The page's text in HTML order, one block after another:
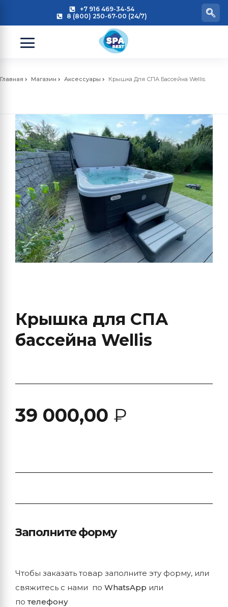
+7 916 469-34-54
8 (800) 250-67-00 (24/7)
Главная Магазин Аксессуары Крышка Для СПА Бассейна Wellis
Крышка для СПА
бассейна Wellis
39 000,00 ₽
Заполните форму
Чтобы заказать товар заполните эту форму, или
свяжитесь с нами по WhatsApp или
потелефону